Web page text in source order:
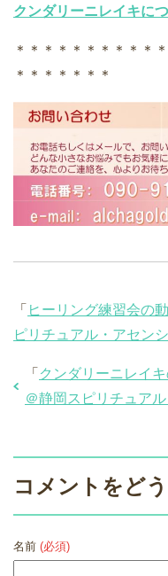
クンダリーニレイキに
＊＊＊＊＊＊＊＊＊＊
＊＊＊＊＊＊＊
「 ヒーリング練習会の
ピリチュアル・アセン
「 クンダリーニレイ
＠静岡スピリチュア
コメントをど
名前 (必須)